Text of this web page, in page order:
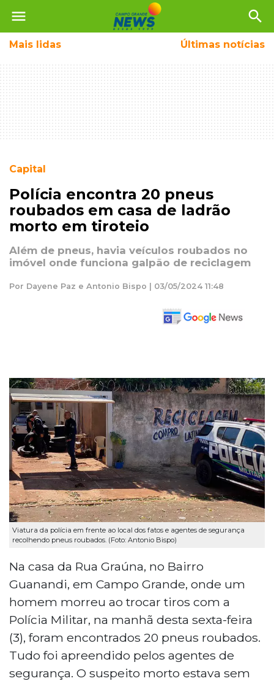
menu search
Mais lidas Últimas notícias
Capital
Polícia encontra 20 pneus
roubados em casa de ladrão
morto em tiroteio
Além de pneus, havia veículos roubados no
imóvel onde funciona galpão de reciclagem
Por Dayene Paz e Antonio Bispo | 03/05/2024 11:48
Viatura da polícia em frente ao local dos fatos e agentes de segurança
recolhendo pneus roubados. (Foto: Antonio Bispo)
Na casa da Rua Graúna, no Bairro
Guanandi, em Campo Grande, onde um
homem morreu ao trocar tiros com a
Polícia Militar, na manhã desta sexta-feira
(3), foram encontrados 20 pneus roubados.
Tudo foi apreendido pelos agentes de
segurança. O suspeito morto estava sem